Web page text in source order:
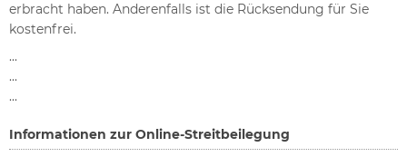
erbracht haben. Anderenfalls ist die Rücksendung für Sie
kostenfrei.
...
...
...
Informationen zur Online-Streitbeilegung